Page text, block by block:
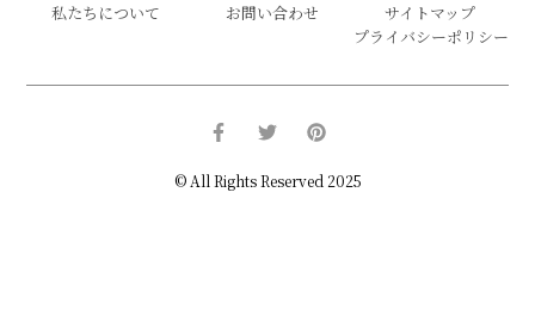
私たちについて お問い合わせ
サイトマップ
プライバシーポリシー
© All Rights Reserved 2025